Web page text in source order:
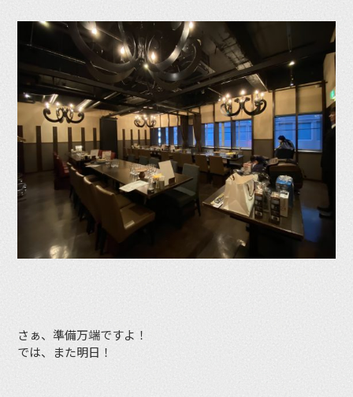
さぁ、準備万端ですよ！
では、また明日！